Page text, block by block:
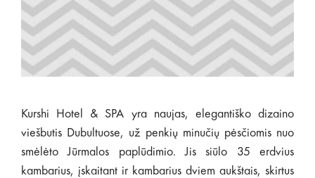
Kurshi Hotel & SPA yra naujas, elegantiško dizaino
viešbutis Dubultuose, už penkių minučių pėsčiomis nuo
smėlėto Jūrmalos paplūdimio. Jis siūlo 35 erdvius
kambarius, įskaitant ir kambarius dviem aukštais, skirtus